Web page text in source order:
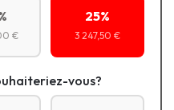
€
25%
3 247,50 €
vous?